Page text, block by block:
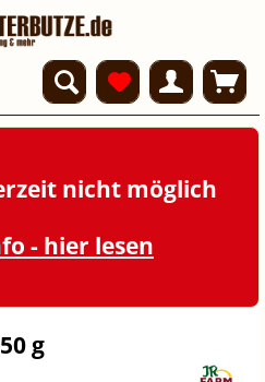
nicht möglich
- hier lesen
g